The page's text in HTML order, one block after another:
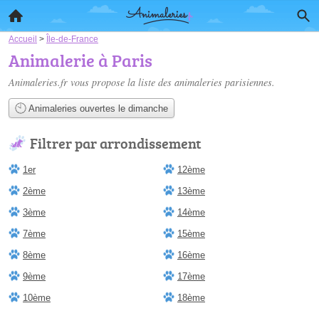
Accueil > Île-de-France
Animalerie à Paris
Animaleries.fr vous propose la liste des animaleries parisiennes.
Animaleries ouvertes le dimanche
Filtrer par arrondissement
1er
2ème
3ème
7ème
8ème
9ème
10ème
12ème
13ème
14ème
15ème
16ème
17ème
18ème